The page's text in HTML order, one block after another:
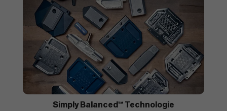
Simply Balanced™ Technologie